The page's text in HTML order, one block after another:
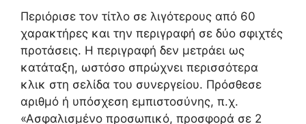
Περιόρισε τον τίτλο σε λιγότερους από 60
χαρακτήρες και την περιγραφή σε δύο σφιχτές
προτάσεις. Η περιγραφή δεν μετράει ως
κατάταξη, ωστόσο σπρώχνει περισσότερα
κλικ στη σελίδα του συνεργείου. Πρόσθεσε
αριθμό ή υπόσχεση εμπιστοσύνης, π.χ.
«Ασφαλισμένο προσωπικό, προσφορά σε 2